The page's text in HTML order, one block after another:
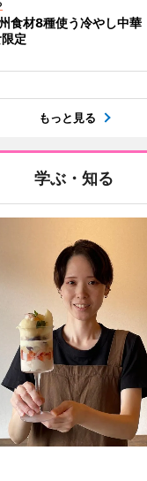
食材8種使う冷やし中
定
もっと見る
学ぶ・知る